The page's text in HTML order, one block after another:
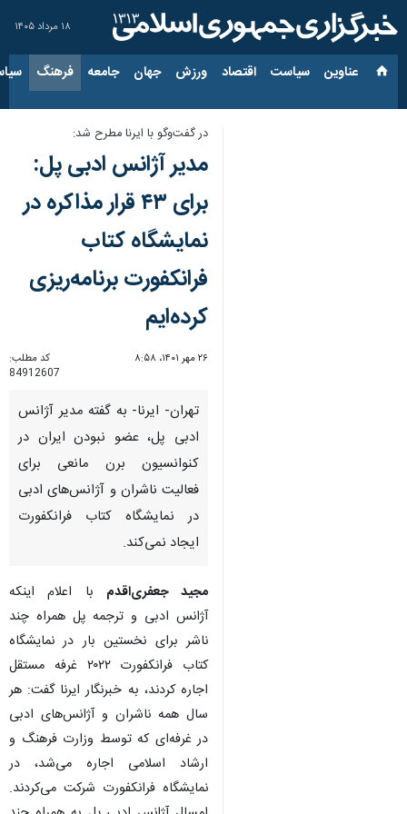
۱۸ مرداد ۱۴۰۵
عناوین‌ سیاست اقتصاد ورزش جهان جامعه فرهنگ
در گفت‌وگو با ایرنا مطرح شد:
مدیر آژانس ادبی پل:
برای ۴۳ قرار مذاکره در
نمایشگاه کتاب
فرانکفورت برنامه‌ریزی
کرده‌ایم
۲۶ مهر ۱۴۰۱، ۸:۵۸
کد مطلب:
84912607
تهران- ایرنا- به گفته مدیر آژانس
ادبی پل، عضو نبودن ایران در
کنوانسیون برن مانعی برای
فعالیت ناشران و آژانس‌های ادبی
در نمایشگاه کتاب فرانکفورت
ایجاد نمی‌کند.
مجید جعفری‌اقدم با اعلام اینکه
آژانس ادبی و ترجمه پل همراه چند
ناشر برای نخستین بار در نمایشگاه
کتاب فرانکفورت ۲۰۲۲ غرفه مستقل
اجاره کردند، به خبرنگار ایرنا گفت: هر
سال همه ناشران و آژانس‌های ادبی
در غرفه‌ای که توسط وزارت فرهنگ و
ارشاد اسلامی اجاره می‌شد، در
نمایشگاه فرانکفورت شرکت می‌کردند.